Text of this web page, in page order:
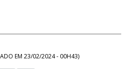
EM 23/02/2024 - 00H43)